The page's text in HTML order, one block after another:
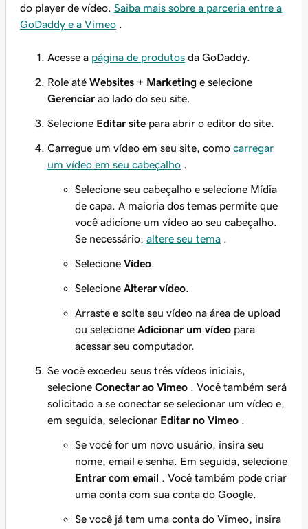
do player de vídeo. Saiba mais sobre a parceria entre a
GoDaddy e a Vimeo
Acesse a página de produtos da GoDaddy.
Role até Websites + Marketing e selecione
Gerenciar ao lado do seu site.
Selecione Editar site para abrir o editor do site.
Carregue um vídeo em seu site, como carregar
um vídeo em seu cabeçalho
Selecione seu cabeçalho e selecione Mídia
de capa. A maioria dos temas permite que
você adicione um vídeo ao seu cabeçalho.
Se necessário, altere seu tema
Selecione Vídeo
Selecione Alterar vídeo
Arraste e solte seu vídeo na área de upload
ou selecione Adicionar um vídeo para
acessar seu computador.
Se você excedeu seus três vídeos iniciais,
selecione Conectar ao Vimeo . Você também será
solicitado a se conectar se selecionar um vídeo e,
em seguida, selecionar Editar no Vimeo
Se você for um novo usuário, insira seu
nome, email e senha. Em seguida, selecione
Entrar com email . Você também pode criar
uma conta com sua conta do Google.
Se você já tem uma conta do Vimeo, insira